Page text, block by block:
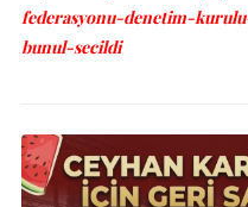
federasyonu-denetim-
bunul-secildi